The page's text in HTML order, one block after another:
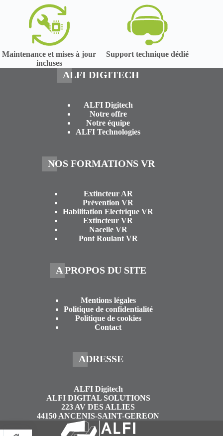
Maintenance et mises à jour
incluses
Support technique dédié
ALFI DIGITECH
ALFI Digitech
Notre offre
Notre équipe
ALFI Technologies
NOS FORMATIONS VR
Extincteur AR
Prévention VR
Habilitation Electrique VR
Extincteur VR
Nacelle VR
Pont Roulant VR
A PROPOS DU SITE
Mentions légales
Politique de confidentialité
Politique de cookies
Contact
ADRESSE
ALFI Digitech
ALFI DIGITAL SOLUTIONS
223 AV DES ALLIES
44150 ANCENIS-SAINT-GEREON